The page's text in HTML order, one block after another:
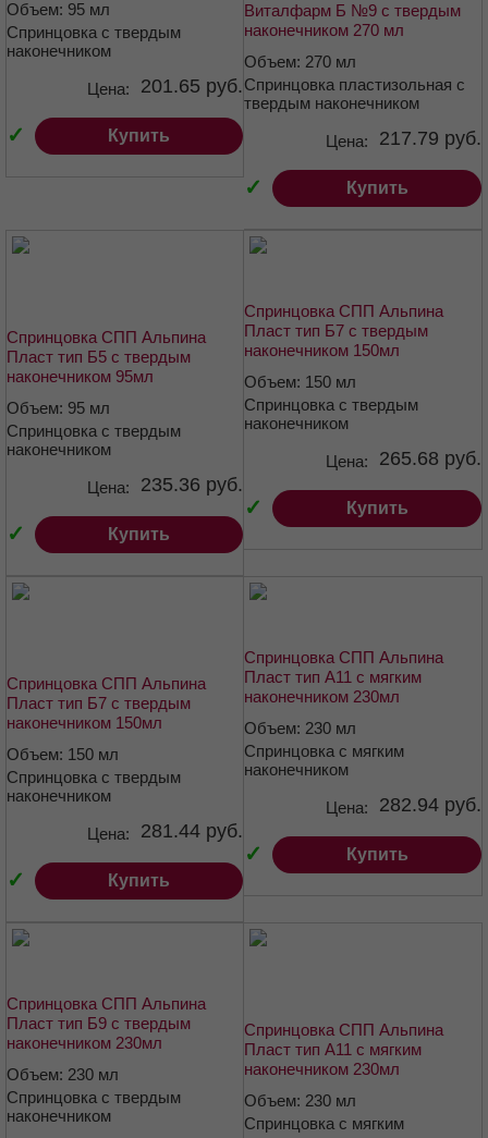
Объем: 95 мл
Спринцовка с твердым
наконечником
✓
Цена: 201.65 руб.
Купить
Виталфарм Б №9 с твердым
наконечником 270 мл
Объем: 270 мл
Спринцовка пластизольная с
твердым наконечником
✓
Цена: 217.79 руб.
Купить
Спринцовка СПП Альпина
Пласт тип Б5 с твердым
наконечником 95мл
Объем: 95 мл
Спринцовка с твердым
наконечником
✓
Цена: 235.36 руб.
Купить
Спринцовка СПП Альпина
Пласт тип Б7 с твердым
наконечником 150мл
Объем: 150 мл
Спринцовка с твердым
наконечником
✓
Цена: 265.68 руб.
Купить
Спринцовка СПП Альпина
Пласт тип Б7 с твердым
наконечником 150мл
Объем: 150 мл
Спринцовка с твердым
наконечником
✓
Цена: 281.44 руб.
Купить
Спринцовка СПП Альпина
Пласт тип А11 с мягким
наконечником 230мл
Объем: 230 мл
Спринцовка с мягким
наконечником
✓
Цена: 282.94 руб.
Купить
Спринцовка СПП Альпина
Пласт тип Б9 с твердым
наконечником 230мл
Объем: 230 мл
Спринцовка с твердым
наконечником
Спринцовка СПП Альпина
Пласт тип А11 с мягким
наконечником 230мл
Объем: 230 мл
Спринцовка с мягким